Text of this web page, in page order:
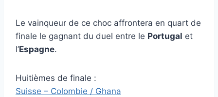
Le vainqueur de ce choc affrontera en quart de
finale le gagnant du duel entre le Portugal et
l’Espagne.
Huitièmes de finale :
Suisse – Colombie / Ghana